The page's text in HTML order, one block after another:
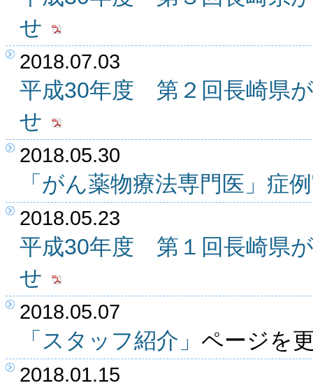
せ
2018.07.03
平成30年度 第２回長崎県
せ
2018.05.30
「がん薬物療法専門医」症
2018.05.23
平成30年度 第１回長崎県
せ
2018.05.07
「スタッフ紹介」 ページを
2018.01.15